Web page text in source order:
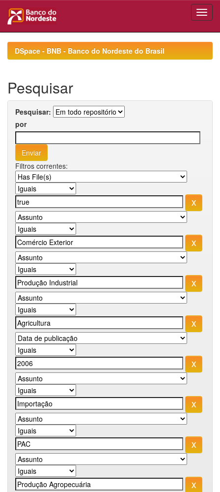
navigationDSpace - BNB - Banco do Nordeste do Brasil
Pesquisar
Pesquisar:
por
Filtros correntes: